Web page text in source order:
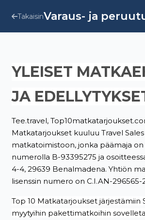
TakaisinVaraus- ja
YLEISET
JA
Tee.travel,
Matkatarjoukset kuuluu Travel Sales
matkatoimistoon, jonka päämaja on
numerolla B-93395275 ja
4-4, 29639 Benalmadena. Yhtiön
lisenssin numero on C.I.AN-296565-
Top 10 Matkatarjoukset järjestämiin
myytyihin pakettimatkoihin